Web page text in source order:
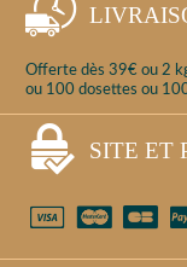
Offerte dès 39€ ou 2
ou 100 dosettes ou
SITE ET